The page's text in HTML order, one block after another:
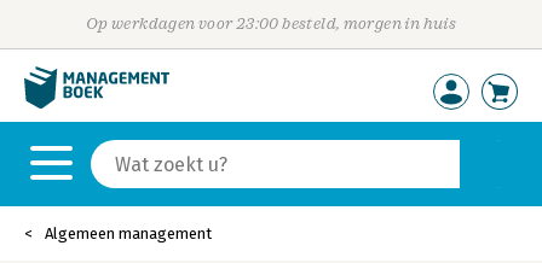
Op werkdagen voor 23:00 besteld, morgen in huis
Algemeen management